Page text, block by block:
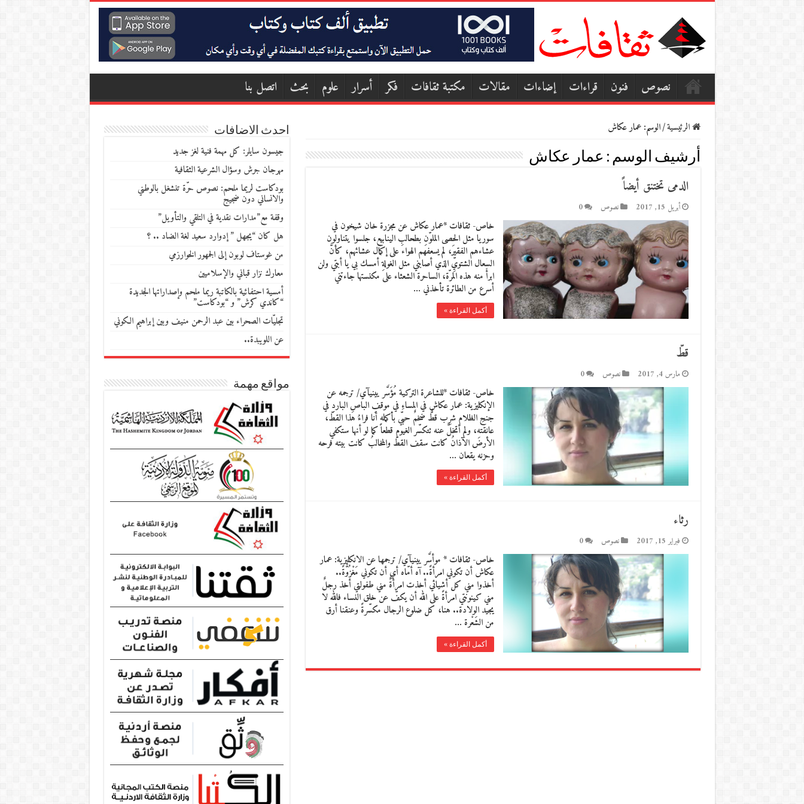
نصوص فنون قراءات إضاءات مقالات مكتبة ثقافات فكر أسرار علوم بحث اتصل بنا
الرئيسية/الوسم:عمار عكاش
أرشيف الوسم : عمار عكاش
الدمى تختنق أيضاً
أبريل 15, 2017 نصوص 0
خاص- ثقافات *عمار عكاش عن مجزرة خان شيخون في
سوريا مثل الحصى الملوّنِ بطحالبِ الينابيع، جلسوا يتناولون
عشاءهم الفقيرَ، لم يسعفهم الهواء على إكمال عشائهم، كأنَّ
السعال الشتويِّ الذي أصابني مثل الغولةِ أمسك بي يا أبتي ولن
ابرأَ منه هذه المرّة، الساحرة الشعثاء على مكنستها جاءتني
أسرع من الطائرة تأخذني …
أكمل القراءة »
قطّ
مارس 4, 2017 نصوص 0
خاص- ثقافات *للشاعرة التركية مُؤَسَّر يينيآي/ ترجمه عن
الإنكليزية: عمار عكاش في المساءِ في موقفِ الباصِ الباردِ في
جنحِ الظلام شرِب قطٌّ ضخمٌ حبّي بأكمله أنا فراءُ هذا القطّ،
عانقته، ولم أتخلَّ عنه تتكسّر الغيوم قطعاً كما لو أنها ستكفي
الأرضَ الآذانُ كانت سقف القطّ والمخالبُ كانت بيته فرحه
وحزنه يقعان …
أكمل القراءة »
رثاء
فبراير 15, 2017 نصوص 0
خاص- ثقافات * موأسَّر يينيآي/ ترجمها عن الانكليزية: عمار
عكاش أن تكوني امرأةً.. آه أمّاه أي أن تكوني مَغْزُوَّةً..
أخذوا مني كل أشيائي أخذت امرأةٌ مني طفولتي أخذ رجلٌ
مني كينونتي امرأةً على الله أن يكفّ عن خلق النساء فالله لا
يجيد الولادة.. هنا، كل ضلوع الرجال مكسّرةً وعنقنا أرق
من الشَعْرة …
أكمل القراءة »
احدث الاضافات
جيسون سايلر: كل مهمة فنية لغز جديد
مهرجان جرش وسؤال الشرعية الثقافية
بودكاست لريما ملحم: نصوص حرّة تنشغل بالوطني
والانساني دون ضجيج
وقفة مع”مدارات نقدية في التلقي والتأويل”
هل كان “يجهل ” إدوارد سعيد لغة الضاد .. ؟
من غوستاف لوبون إلى الجمهور الخوارزمي
معارك نزار قباني والإسلاميين
أمسية احتفائية بالكاتبة ريما ملحم وإصداراتها الجديدة
“كاندي كرش” و “بودكاست”
تجليّات الصحراء بين عبد الرحمن منيف وبين إبراهيم الكوني
عن اللويبدة..
مواقع مهمة